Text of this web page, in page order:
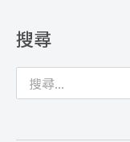
搜尋